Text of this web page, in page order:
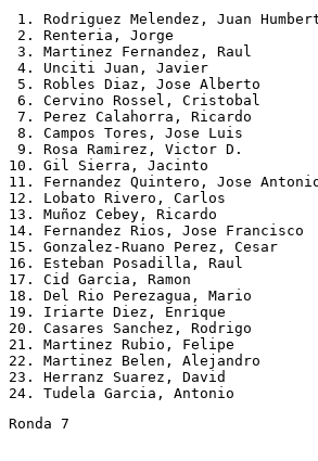
1. Rodriguez Melendez, Juan
2. Renteria, Jorge                  -
3. Martinez Fernandez, Raul
4. Unciti Juan, Javier
5. Robles Diaz, Jose Alberto
6. Cervino Rossel, Cristobal
7. Perez Calahorra, Ricardo
8. Campos Tores, Jose Luis
9. Rosa Ramirez, Victor D.
10. Gil Sierra, Jacinto
11. Fernandez Quintero, Jose
12. Lobato Rivero, Carlos
13. Muñoz Cebey, Ricardo
14. Fernandez Rios, Jose
15. Gonzalez-Ruano Perez, Cesar
16. Esteban Posadilla, Raul
17. Cid Garcia, Ramon
18. Del Rio Perezagua, Mario
19. Iriarte Diez, Enrique
20. Casares Sanchez, Rodrigo
21. Martinez Rubio, Felipe
22. Martinez Belen, Alejandro
23. Herranz Suarez, David
Ronda 7